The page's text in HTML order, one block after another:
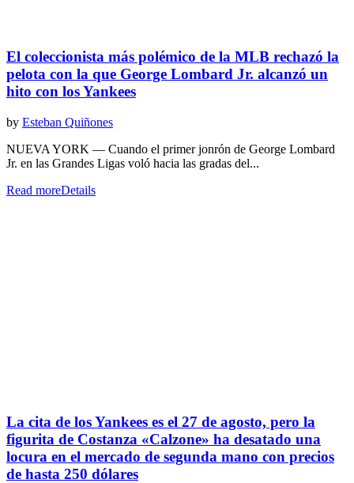
El coleccionista más polémico de la MLB rechazó la
pelota con la que George Lombard Jr. alcanzó un
hito con los Yankees
by Esteban Quiñones
NUEVA YORK — Cuando el primer jonrón de George Lombard
Jr. en las Grandes Ligas voló hacia las gradas del...
Read moreDetails
La cita de los Yankees es el 27 de agosto, pero la
figurita de Costanza «Calzone» ha desatado una
locura en el mercado de segunda mano con precios
de hasta 250 dólares